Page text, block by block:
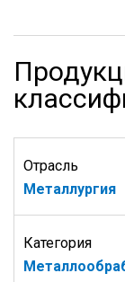
Отрасль
Металлургия
Категория